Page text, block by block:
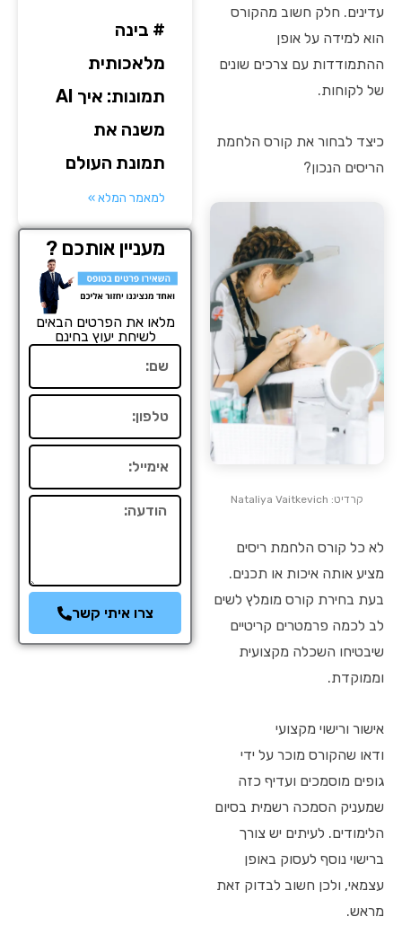
עדינים. חלק חשוב מהקורס
הוא למידה על אופן
ההתמודדות עם צרכים שונים
של לקוחות.
כיצד לבחור את קורס הלחמת
הריסים הנכון?
קרדיט: Nataliya Vaitkevich
לא כל קורס הלחמת ריסים
מציע אותה איכות או תכנים.
בעת בחירת קורס מומלץ לשים
לב לכמה פרמטרים קריטיים
שיבטיחו השכלה מקצועית
וממוקדת.
אישור ורישוי מקצועי
ודאו שהקורס מוכר על ידי
גופים מוסמכים ועדיף כזה
שמעניק הסמכה רשמית בסיום
הלימודים. לעיתים יש צורך
ברישוי נוסף לעסוק באופן
עצמאי, ולכן חשוב לבדוק זאת
מראש.
# בינה
מלאכותית
תמונות: איך AI
משנה את
תמונת העולם
למאמר המלא »
מעניין אותכם ?
מלאו את הפרטים הבאים
לשיחת יעוץ בחינם
הודעה
צרו איתי קשר